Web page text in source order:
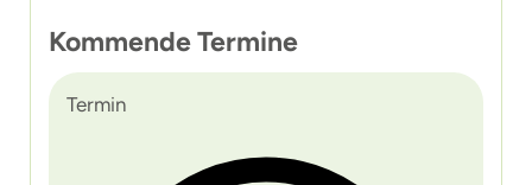
Kommende Termine
Termin